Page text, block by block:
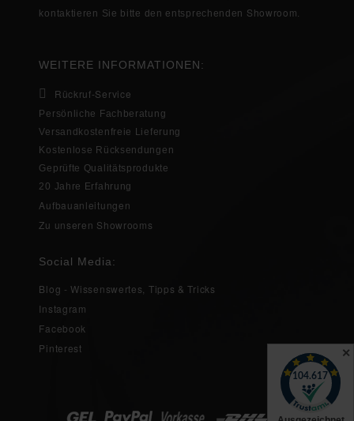
✕
kontaktieren Sie bitte den entsprechenden Showroom
WEITERE INFORMATIONEN:
Rückruf-Service
Persönliche Fachberatung
Versandkostenfreie Lieferung
Kostenlose Rücksendungen
Geprüfte Qualitätsprodukte
20 Jahre Erfahrung
Aufbauanleitungen
Zu unseren Showrooms
Social Media:
Blog - Wissenswertes, Tipps & Tricks
Instagram
Facebook
Pinterest